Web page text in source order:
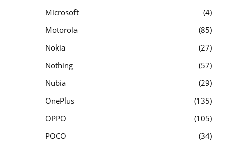
Microsoft
4
Motorola
85
Nokia
27
Nothing
57
Nubia
29
OnePlus
135
OPPO
105
POCO
34